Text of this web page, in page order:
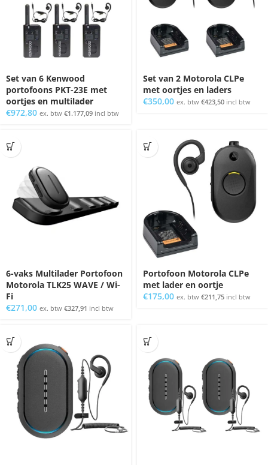
Set van 6 Kenwood
portofoons PKT-23E met
oortjes en multilader
€972,80 ex. btw €1.177,09 incl btw
Set van 2 Motorola CLPe
met oortjes en laders
€350,00 ex. btw €423,50 incl btw
6-vaks Multilader Portofoon
Motorola TLK25 WAVE / Wi-
Fi
€271,00 ex. btw €327,91 incl btw
Portofoon Motorola CLPe
met lader en oortje
€175,00 ex. btw €211,75 incl btw